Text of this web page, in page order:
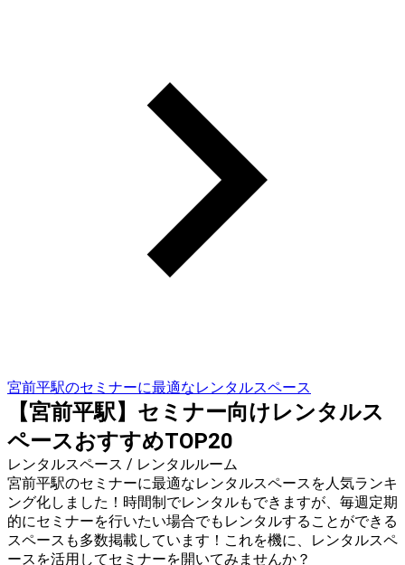
宮前平駅のセミナーに最適なレンタルスペース
【宮前平駅】セミナー向けレンタルス
ペースおすすめTOP20
レンタルスペース / レンタルルーム
宮前平駅のセミナーに最適なレンタルスペースを人気ランキ
ング化しました！時間制でレンタルもできますが、毎週定期
的にセミナーを行いたい場合でもレンタルすることができる
スペースも多数掲載しています！これを機に、レンタルスペ
ースを活用してセミナーを開いてみませんか？